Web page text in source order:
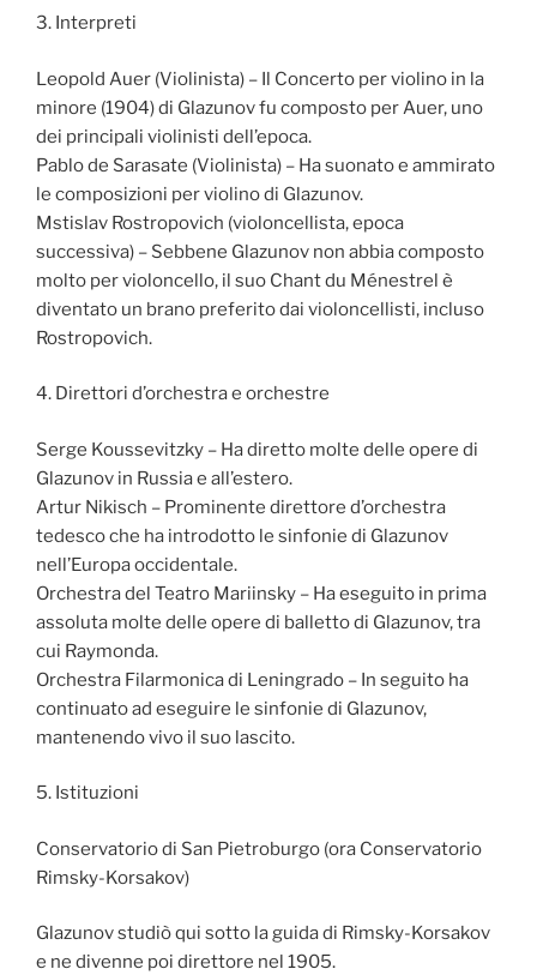
3. Interpreti
Leopold Auer (Violinista) – Il Concerto per violino in la
minore (1904) di Glazunov fu composto per Auer, uno
dei principali violinisti dell’epoca.
Pablo de Sarasate (Violinista) – Ha suonato e ammirato
le composizioni per violino di Glazunov.
Mstislav Rostropovich (violoncellista, epoca
successiva) – Sebbene Glazunov non abbia composto
molto per violoncello, il suo Chant du Ménestrel è
diventato un brano preferito dai violoncellisti, incluso
Rostropovich.
4. Direttori d’orchestra e orchestre
Serge Koussevitzky – Ha diretto molte delle opere di
Glazunov in Russia e all’estero.
Artur Nikisch – Prominente direttore d’orchestra
tedesco che ha introdotto le sinfonie di Glazunov
nell’Europa occidentale.
Orchestra del Teatro Mariinsky – Ha eseguito in prima
assoluta molte delle opere di balletto di Glazunov, tra
cui Raymonda.
Orchestra Filarmonica di Leningrado – In seguito ha
continuato ad eseguire le sinfonie di Glazunov,
mantenendo vivo il suo lascito.
5. Istituzioni
Conservatorio di San Pietroburgo (ora Conservatorio
Rimsky-Korsakov)
Glazunov studiò qui sotto la guida di Rimsky-Korsakov
e ne divenne poi direttore nel 1905.